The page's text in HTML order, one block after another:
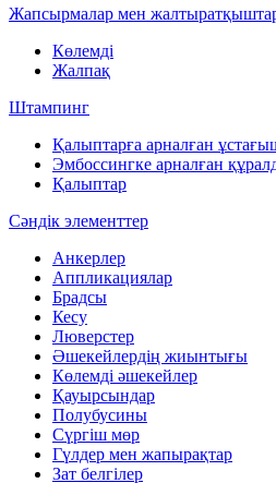
Жапсырмалар мен
Көлемді
Жалпақ
Штампинг
Қалыптарға арналған
Эмбоссингке арналған
Қалыптар
Сәндік элементтер
Анкерлер
Аппликациялар
Брадсы
Кесу
Люверстер
Әшекейлердің жиынтығы
Көлемді әшекейлер
Қауырсындар
Полубусины
Сүргіш мөр
Гүлдер мен жапырақтар
Зат белгілер